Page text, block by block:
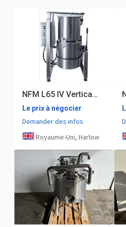
NFM L65 IV Vertical cutter mixer
Le prix à négocier
Demander des infos
Royaume-Uni, Harlow